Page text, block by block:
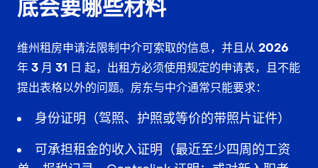
底会要哪些材料
维州租房申请法限制中介可索取的信息，并且从 2026
年 3 月 31 日 起，出租方必须使用规定的申请表，且不能
提出表格以外的问题。房东与中介通常只能要求：
身份证明（驾照、护照或等价的带照片证件）
可承担租金的收入证明（最近至少四周的工资